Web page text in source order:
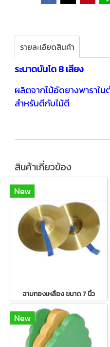
รายละเอียดสินค้า
ระนาดบันได 8 เสียง
ผลิตจากไม้อัดยางพาราใน
สำหรับตีกับไม้ตี
สินค้าเกี่ยวข้อง
New
ฉาบทองเหลือง ขนาด 7 นิ้ว
New